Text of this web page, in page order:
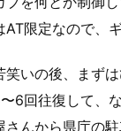
AT限定なので、
いの後、まず
6回往復して、
さんから県庁の